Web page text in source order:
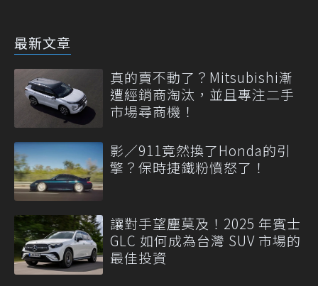
最新文章
真的賣不動了？Mitsubishi漸
遭經銷商淘汰，並且專注二手
市場尋商機！
影／911竟然換了Honda的引
擎？保時捷鐵粉憤怒了！
讓對手望塵莫及！2025 年賓士
GLC 如何成為台灣 SUV 市場的
最佳投資